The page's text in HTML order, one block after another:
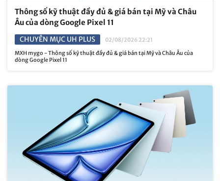
Thông số kỹ thuật đầy đủ & giá bán tại Mỹ và Châu
Âu của dòng Google Pixel 11
CHUYÊN MỤC UH PLUS
02/08/2026 22:21
MXH mygo - Thông số kỹ thuật đầy đủ & giá bán tại Mỹ và Châu Âu của
dòng Google Pixel 11